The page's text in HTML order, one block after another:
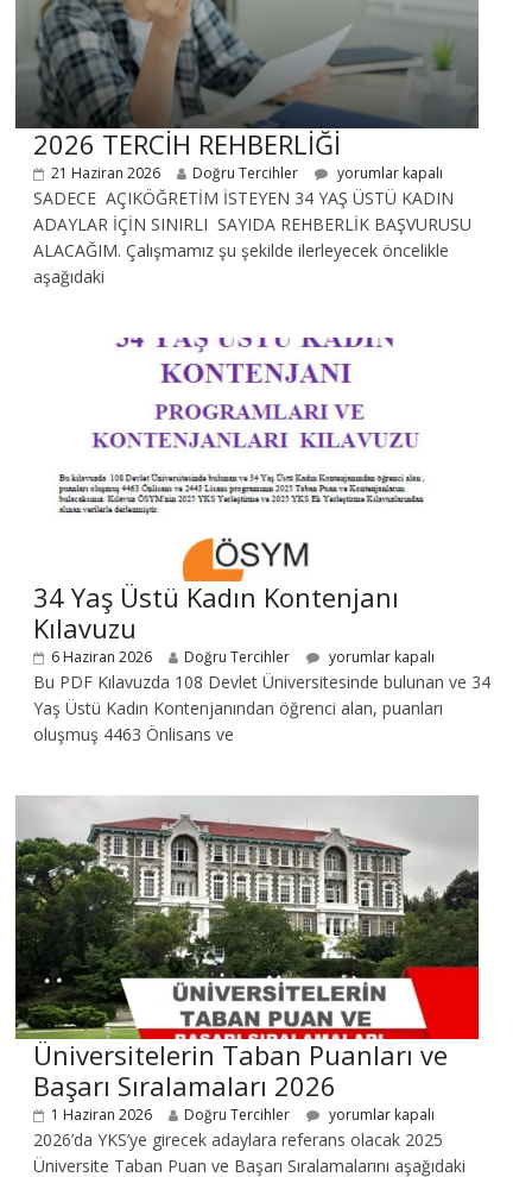
2026 TERCİH REHBERLİĞİ
21 Haziran 2026 Doğru Tercihler yorumlar kapalı
SADECE AÇIKÖĞRETİM İSTEYEN 34 YAŞ ÜSTÜ KADIN
ADAYLAR İÇİN SINIRLI SAYIDA REHBERLİK BAŞVURUSU
ALACAĞIM. Çalışmamız şu şekilde ilerleyecek öncelikle
aşağıdaki
34 Yaş Üstü Kadın Kontenjanı
Kılavuzu
6 Haziran 2026 Doğru Tercihler yorumlar kapalı
Bu PDF Kılavuzda 108 Devlet Üniversitesinde bulunan ve 34
Yaş Üstü Kadın Kontenjanından öğrenci alan, puanları
oluşmuş 4463 Önlisans ve
Üniversitelerin Taban Puanları ve
Başarı Sıralamaları 2026
1 Haziran 2026 Doğru Tercihler yorumlar kapalı
2026’da YKS’ye girecek adaylara referans olacak 2025
Üniversite Taban Puan ve Başarı Sıralamalarını aşağıdaki